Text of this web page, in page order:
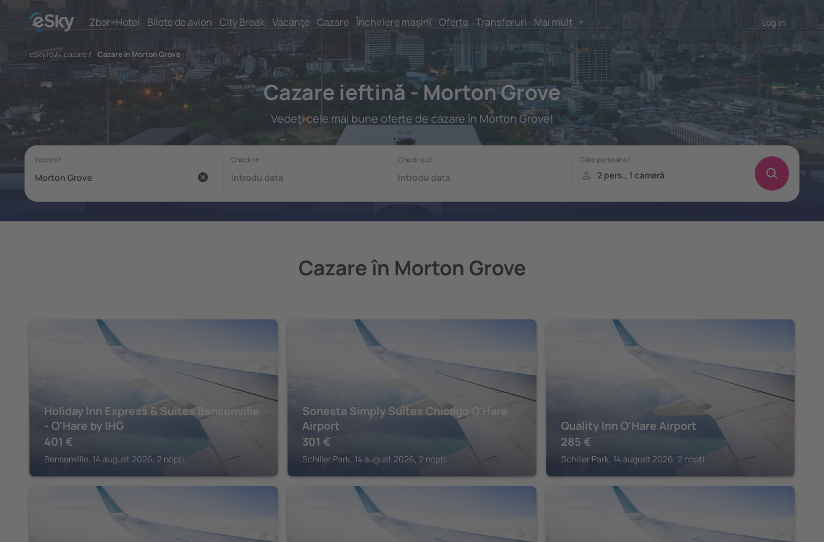
Zbor+Hotel Bilete de avion City Break Vacanţe Cazare Închiriere mașini Oferte Transferuri Mai mult Log in
eSky.ro/ cazare/ Cazare în Morton Grove
Cazare ieftină - Morton Grove
Vedeţi cele mai bune oferte de cazare în Morton Grove!
Cazare în Morton Grove
Holiday Inn Express & Suites Bensenville
- O'Hare by IHG
401 €
Bensenville, 14 august 2026, 2 nopți
Sonesta Simply Suites Chicago O'Hare
Airport
301 €
Schiller Park, 14 august 2026, 2 nopți
Quality Inn O'Hare Airport
285 €
Schiller Park, 14 august 2026, 2 nopți